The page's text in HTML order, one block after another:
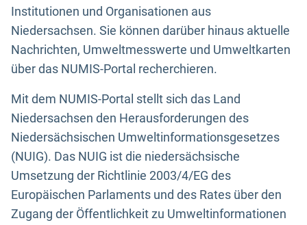
Institutionen und Organisationen aus
Niedersachsen. Sie können darüber hinaus aktuelle
Nachrichten, Umweltmesswerte und Umweltkarten
über das NUMIS-Portal recherchieren.
Mit dem NUMIS-Portal stellt sich das Land
Niedersachsen den Herausforderungen des
Niedersächsischen Umweltinformationsgesetzes
(NUIG). Das NUIG ist die niedersächsische
Umsetzung der Richtlinie 2003/4/EG des
Europäischen Parlaments und des Rates über den
Zugang der Öffentlichkeit zu Umweltinformationen